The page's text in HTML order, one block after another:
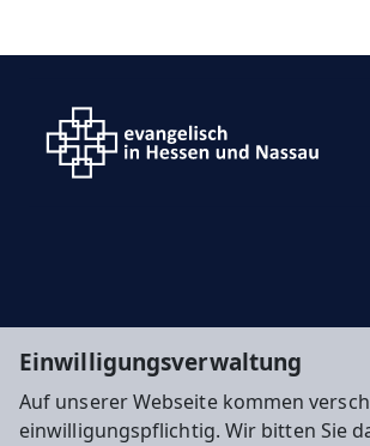
Einwilligungsverwaltung
Auf unserer Webseite kommen
einwilligungspflichtig. Wir bitten Sie